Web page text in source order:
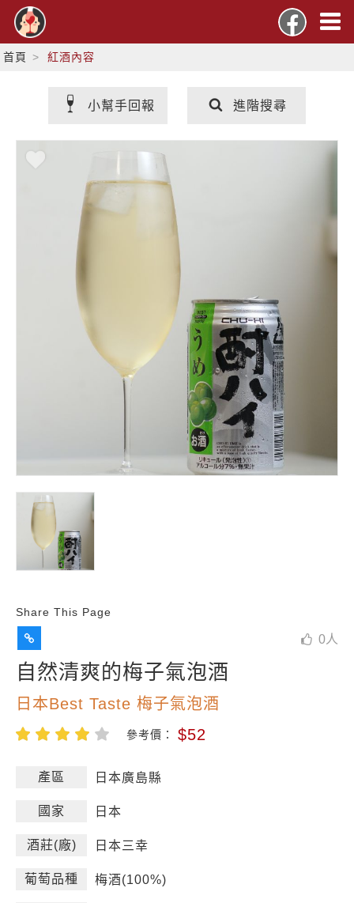
首頁 紅酒內容
小幫手回報 進階搜尋
Share This Page
0人
自然清爽的梅子氣泡酒
日本Best Taste 梅子氣泡酒
參考價： $52
產區 日本廣島縣
國家 日本
酒莊(廠) 日本三幸
葡萄品種 梅酒(100%)